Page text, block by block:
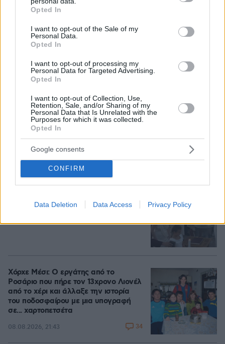
grant or deny consent to Google and its third-party tags to
use your data for below specified purposes in below Google
consent section.
Opted In
I want to opt-out of the Sale of my
Personal Data.
Opted In
I want to opt-out of processing my
Personal Data for Targeted Advertising.
Opted In
I want to opt-out of Collection, Use,
Retention, Sale, and/or Sharing of my
Personal Data that Is Unrelated with the
Purposes for which it was collected.
Opted In
Google consents
CONFIRM
Data Deletion Data Access Privacy Policy
Ασθενής ξυλοκόπησε νοσηλεύτρια
την άρπαξε από τα μαλλιά και τη
χτύπησε σε πόρτες - Τι καταγγέλλει η
ΠΟΕΔΗΝ
πριν μία ώρα 25
Στο 401 οι δύο αστυνομικοί μετά το
τροχαίο στην Αθηνών-Σουνίου, πώς
έγινε η σφοδρή σύγκρουση με
αυτοκίνητο τουριστών
Η Βαλέρια Χοψονίδου βάφτισε τον γιο
φωτογραφίες
Χόρχε Μέσι: Ο εργάτης από το
Ροσάριο που πήρε τον 13χρονο Λιονέλ
από το χέρι και άλλαξε την ιστορία
του ποδοσφαίρου με μια υπογραφή
σε... χαρτοπετσέτα
08.08.2026, 21:43 34